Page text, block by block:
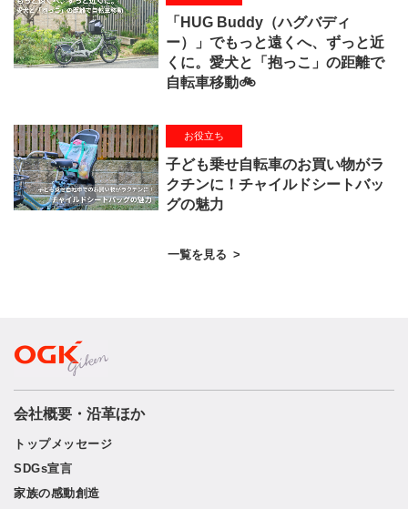
「HUG Buddy（ハグバディ
ー）」でもっと遠くへ、ずっと近
くに。愛犬と「抱っこ」の距離で
自転車移動🚲
お役立ち
子ども乗せ自転車のお買い物がラ
クチンに！チャイルドシートバッ
グの魅力
一覧を見る >
会社概要・沿革ほか
トップメッセージ
SDGs宣言
家族の感動創造